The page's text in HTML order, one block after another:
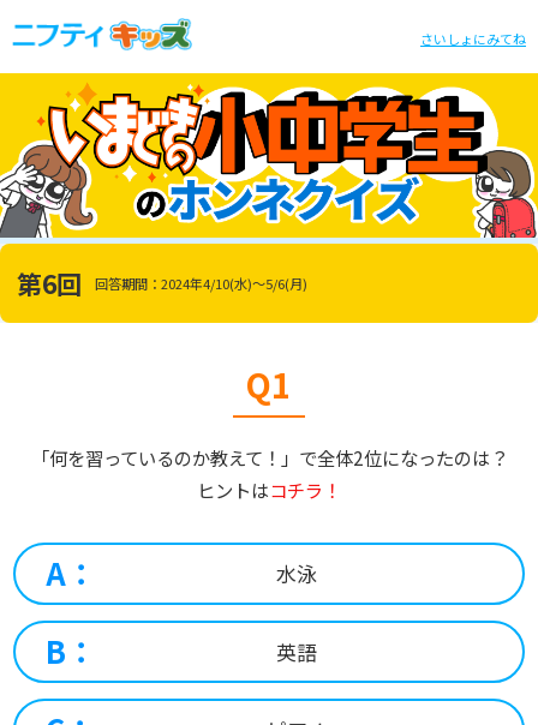
さいしょにみてね
第6回 回答期間：2024年4/10(水)～5/6(月)
Q1
「何を習っているのか教えて！」で全体2位になったのは？
ヒントはコチラ！
A： 水泳
B： 英語